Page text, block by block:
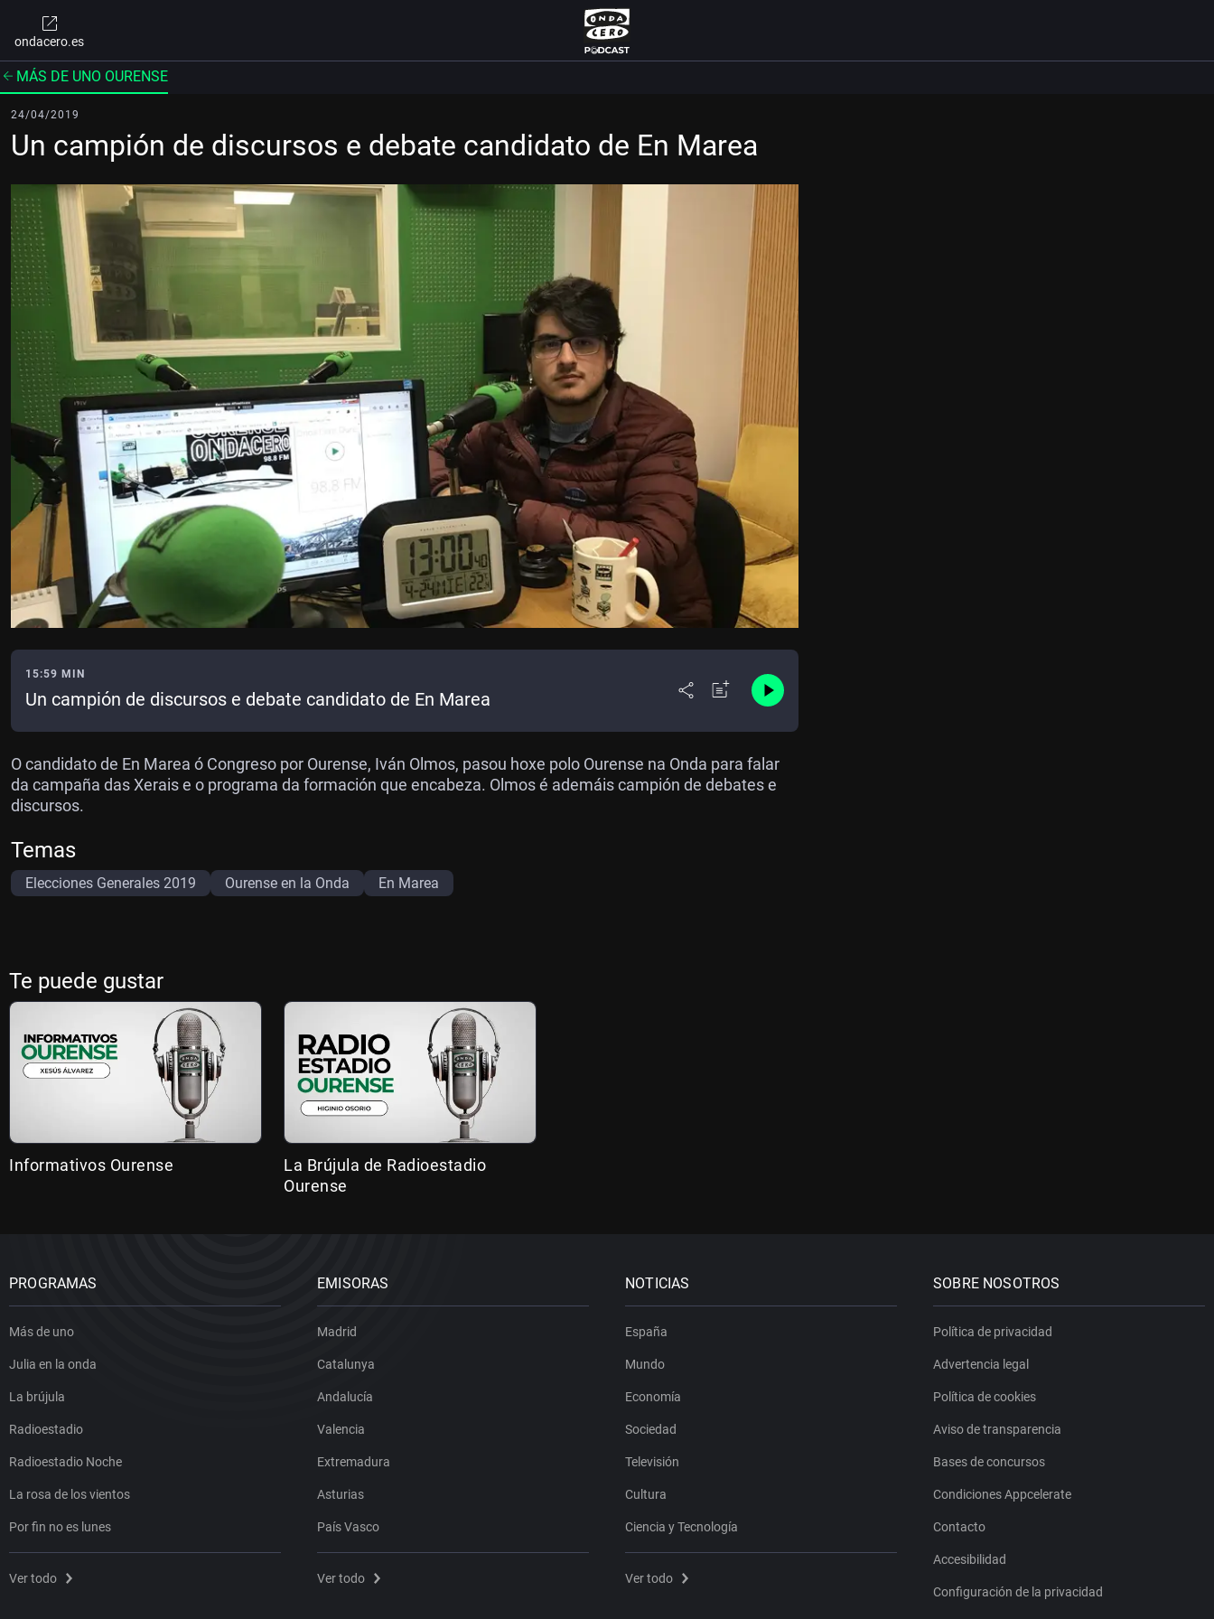
ondacero.es
MÁS DE UNO OURENSE
24/04/2019
Un campión de discursos e debate candidato de En Marea
15:59 MIN
Un campión de discursos e debate candidato de En Marea
O candidato de En Marea ó Congreso por Ourense, Iván Olmos, pasou hoxe polo Ourense na Onda para falar
da campaña das Xerais e o programa da formación que encabeza. Olmos é ademáis campión de debates e
discursos.
Temas
Elecciones Generales 2019 Ourense en la Onda En Marea
Te puede gustar
Informativos Ourense
La Brújula de Radioestadio
Ourense
PROGRAMAS
Más de uno
Julia en la onda
La brújula
Radioestadio
Radioestadio Noche
La rosa de los vientos
Por fin no es lunes
Ver todo
EMISORAS
Madrid
Catalunya
Andalucía
Valencia
Extremadura
Asturias
País Vasco
Ver todo
NOTICIAS
España
Mundo
Economía
Sociedad
Televisión
Cultura
Ciencia y Tecnología
Ver todo
SOBRE NOSOTROS
Política de privacidad
Advertencia legal
Política de cookies
Aviso de transparencia
Bases de concursos
Condiciones Appcelerate
Contacto
Accesibilidad
Configuración de la privacidad